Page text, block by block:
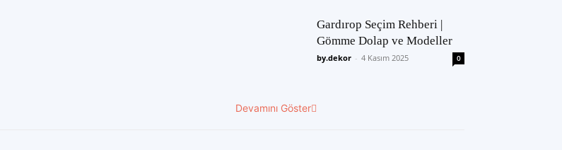
Gardırop Seçim Rehberi |
Gömme Dolap ve Modeller
by.dekor - 4 Kasım 2025 0
Devamını Göster